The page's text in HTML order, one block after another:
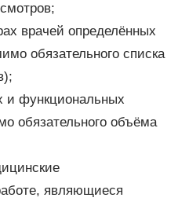
врачей определённых
обязательного списка
и функциональных
обязательного объёма
являющиеся